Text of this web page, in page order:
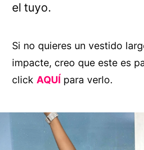
el tuyo.
Si no quieres un vestido
impacte, creo que este es
click AQUÍ para verlo.